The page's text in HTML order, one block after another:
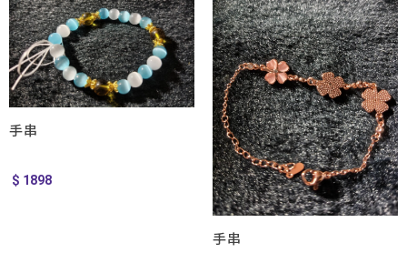
手串
$ 1898
手串